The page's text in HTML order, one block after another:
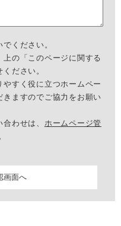
ください。
の「このページに関する
ださい。
すく役に立つホームペー
ますのでご協力をお願い
わせは、 ホームページ管